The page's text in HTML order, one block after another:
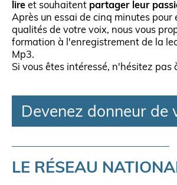
lire et souhaitent partager leur
Après un essai de cinq minutes pour
qualités de votre voix, nous vous
formation à l'enregistrement de la
Mp3.
Si vous êtes intéressé, n'hésitez pas
Devenez donneur de
LE RÉSEAU